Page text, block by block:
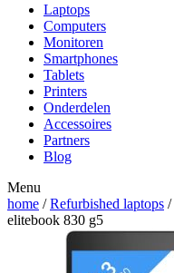
Laptops
Computers
Monitoren
Smartphones
Tablets
Printers
Onderdelen
Accessoires
Partners
Blog
Menu
home /Refurbished laptops /
elitebook 830 g5